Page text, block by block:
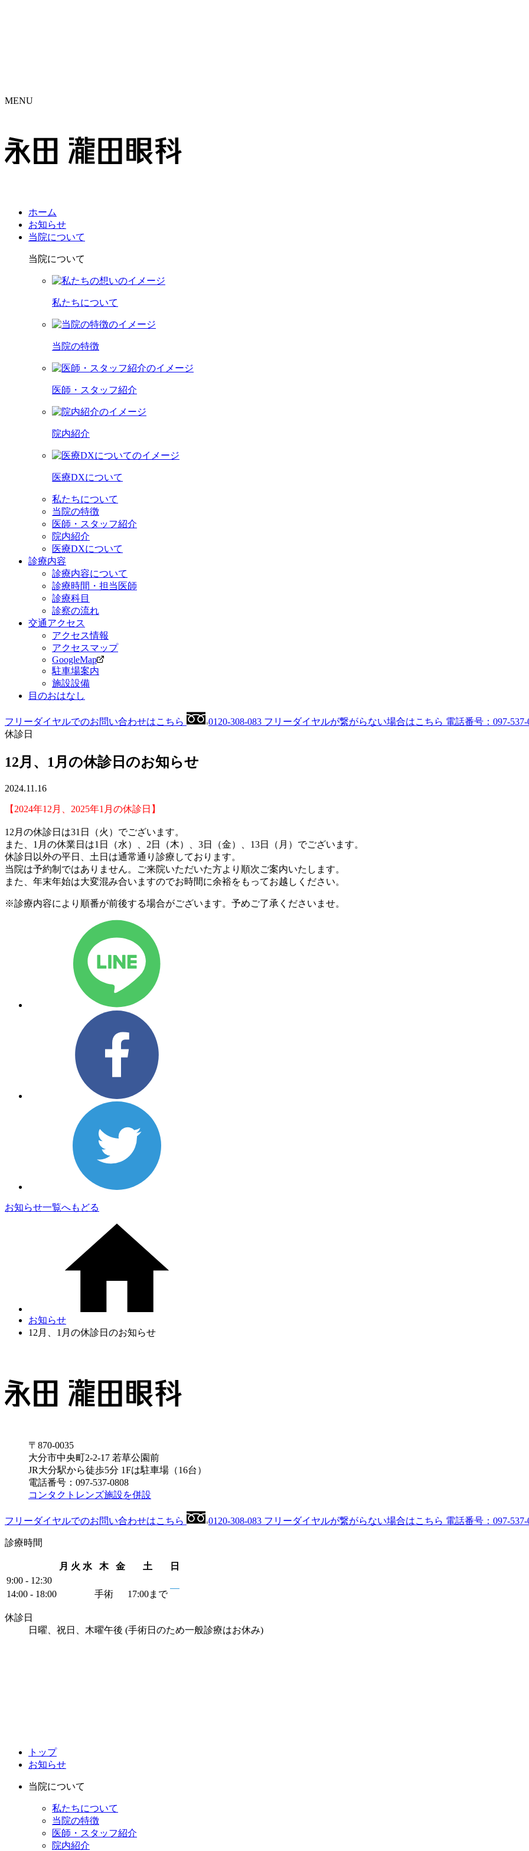
MENU
ホーム
お知らせ
当院について
当院について
私たちについて
当院の特徴
医師・スタッフ紹介
院内紹介
医療DXについて
私たちについて
当院の特徴
医師・スタッフ紹介
院内紹介
医療DXについて
診療内容
診療内容について
診療時間・担当医師
診療科目
診察の流れ
交通アクセス
アクセス情報
アクセスマップ
GoogleMap
駐車場案内
施設設備
目のおはなし
フリーダイヤルでのお問い合わせはこちら 0120-308-083 フリーダイヤルが繋がらない場合はこちら 電話番号： 097-
休診日
12月、1月の休診日のお知らせ
2024.11.16
【2024年12 月、2025年1月の休診日】
12月の休診日は31日（火）でございます。
また、1月の休業日は1日（水）、2日（木）、3日（金）、13日（月）でございます。
休診日以外の平日、土日は通常通り診療しております。
当院は予約制ではありません。ご来院いただいた方より順次ご案内いたします。
また、年末年始は大変混み合いますのでお時間に余裕をもってお越しください。
※診療内容により順番が前後する場合がございます。予めご了承くださいませ。
お知らせ一覧へもどる
お知らせ
12月、1月の休診日のお知らせ
〒870-0035
⼤分市中央町2-2-17 若草公園前
JR大分駅から徒歩5分 1Fは駐車場（16台）
電話番号：097-537-0808
コンタクトレンズ施設を併設
フリーダイヤルでのお問い合わせはこちら 0120-308-083 フリーダイヤルが繋がらない場合はこちら 電話番号： 097-
診療時間
月 火 水 木 金 土
日
9:00 - 12:30
14:00 - 18:00
手術 17:00まで
休診日
日曜、祝日、木曜午後 (手術日のため一般診療はお休み)
トップ
お知らせ
当院について
私たちについて
当院の特徴
医師・ スタッフ紹介
院内紹介